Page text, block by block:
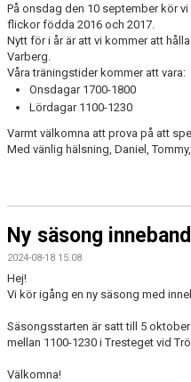
På onsdag den 10 september kör
flickor födda 2016 och 2017.
Nytt för i år är att vi kommer att
Varberg.
Våra träningstider kommer att vara:
Onsdagar 1700-1800
Lördagar 1100-1230
Varmt välkomna att prova på att
Med vänlig hälsning, Daniel,
Ny säsong
2024-08-18 15:08
Hej!
Vi kör igång en ny säsong med
Säsongsstarten är satt till 5
mellan 1100-1230 i Tresteget vid
Välkomna!